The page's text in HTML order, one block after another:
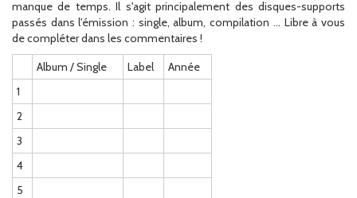
manque de temps. Il s'agit principalement des disques-supports
passés dans l'émission : single, album, compilation ... Libre à vous
de compléter dans les commentaires !
Album / Single
Label
Année
1
2
3
4
5